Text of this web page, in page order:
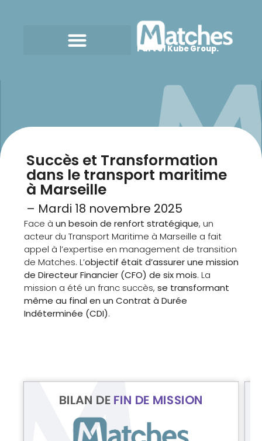
Part of Kube Group.
Succès et Transformation
dans le transport maritime
à Marseille
– Mardi 18 novembre 2025
Face à un besoin de renfort stratégique, un
acteur du Transport Maritime à Marseille a fait
appel à l’expertise en management de transition
de Matches. L’objectif était d’assurer une mission
de Directeur Financier (CFO) de six mois. La
mission a été un franc succès, se transformant
même au final en un Contrat à Durée
Indéterminée (CDI).